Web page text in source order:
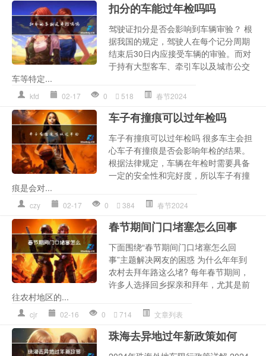
扣分的车能过年检吗吗
驾驶证扣分是否会影响到车辆审验？ 根
据我国的规定，驾驶人在每个记分周期
结束后30日内应接受车辆的审验。而对
于持有大型客车、牵引车以及城市公交
车等特定...
kfd 02-17 0 518 春节2024
车子有撞痕可以过年检吗
车子有撞痕可以过年检吗 很多车主会担
心车子有撞痕是否会影响年检的结果。
根据法律规定，车辆在年检时需要具备
一定的安全性和完好度，所以车子有撞
痕是会对...
czy 02-17 0 384 春节2024
春节期间门口堵塞怎么回事
下面围绕“春节期间门口堵塞怎么回
事”主题解决网友的困惑 为什么年年到
农村去拜年路这么堵? 每年春节期间，
许多人选择回乡探亲和拜年，尤其是前
往农村地区的...
cjr 02-16 0 714 文章列表
珠海去异地过年新政策如何